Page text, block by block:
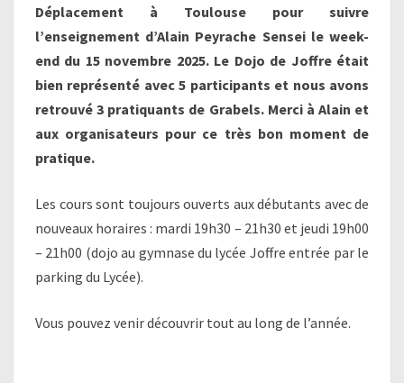
Déplacement à Toulouse pour suivre
l’enseignement d’Alain Peyrache Sensei le week-
end du 15 novembre 2025. Le Dojo de Joffre était
bien représenté avec 5 participants et nous avons
retrouvé 3 pratiquants de Grabels. Merci à Alain et
aux organisateurs pour ce très bon moment de
pratique.
Les cours sont toujours ouverts aux débutants avec de
nouveaux horaires : mardi 19h30 – 21h30 et jeudi 19h00
– 21h00 (dojo au gymnase du lycée Joffre entrée par le
parking du Lycée).
Vous pouvez venir découvrir tout au long de l’année.